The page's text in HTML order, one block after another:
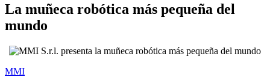
La muñeca robótica más pequeña del
mundo
MMI